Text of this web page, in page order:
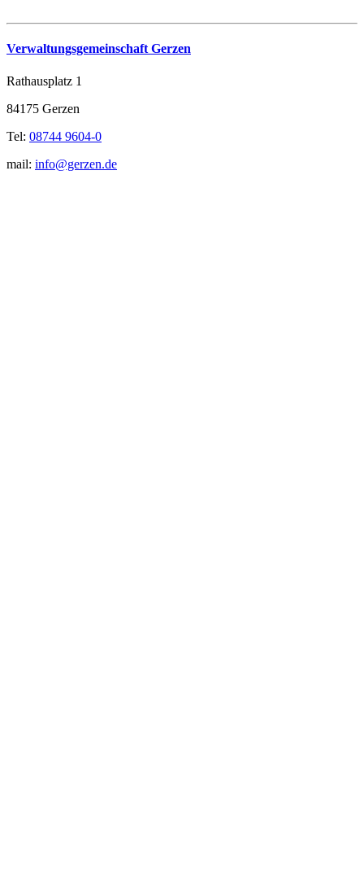
Verwaltungsgemeinschaft Gerzen
Rathausplatz 1
84175 Gerzen
Tel: 08744 9604-0
mail: info@gerzen.de